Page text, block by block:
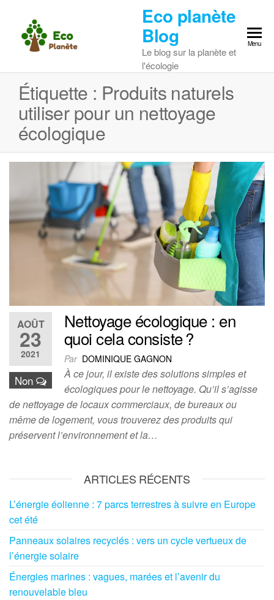
content
Eco planète
Blog
Le blog sur la planète et
l'écologie
Menu
Étiquette : Produits naturels
utiliser pour un nettoyage
écologique
AOÛT
23
2021
Non
Nettoyage écologique : en
quoi cela consiste ?
Par DOMINIQUE GAGNON
À ce jour, il existe des solutions simples et
écologiques pour le nettoyage. Qu’il s’agisse
de nettoyage de locaux commerciaux, de bureaux ou
même de logement, vous trouverez des produits qui
préservent l’environnement et la…
ARTICLES RÉCENTS
L’énergie éolienne : 7 parcs terrestres à suivre en Europe
cet été
Panneaux solaires recyclés : vers un cycle vertueux de
l’énergie solaire
Énergies marines : vagues, marées et l’avenir du
renouvelable bleu